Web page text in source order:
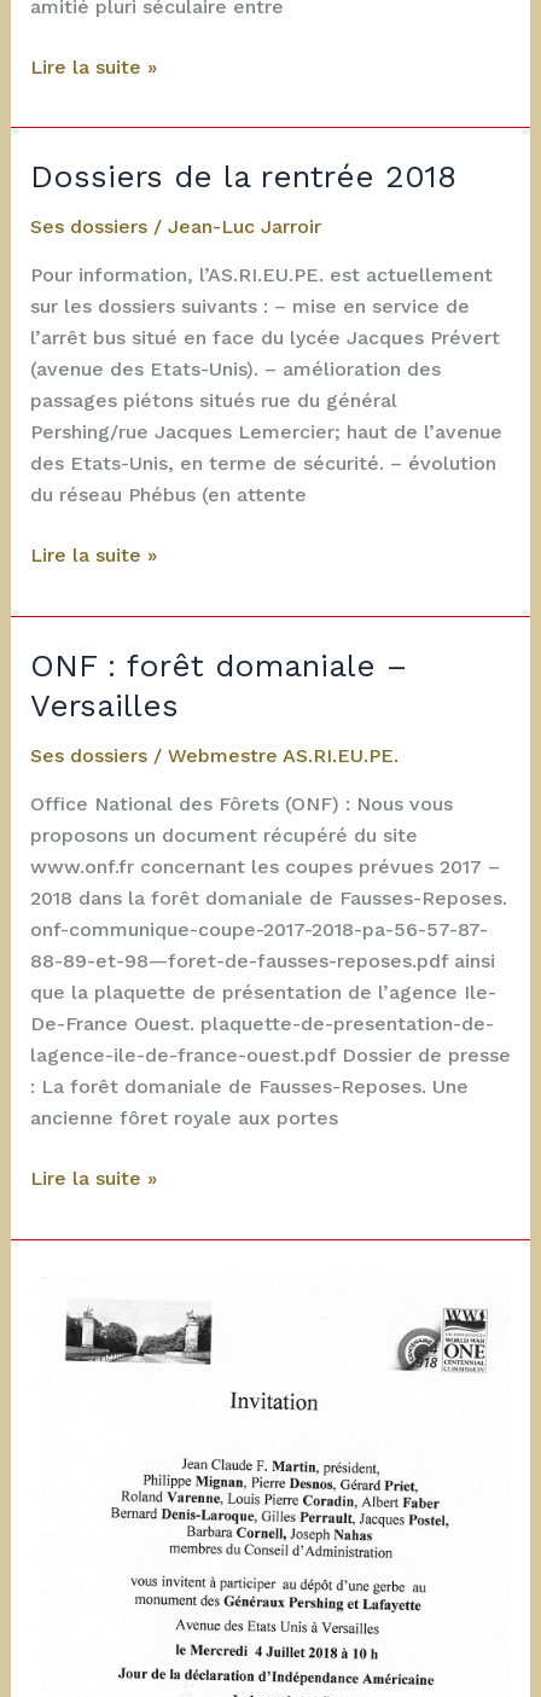
amitié pluri séculaire entre
Monument
–
Fayette
–
d’une
gerbe
4
juillet
2018
Lire la suite »
Dossiers de la rentrée 2018
Ses dossiers/ Jean-Luc Jarroir
Pour information, l’AS.RI.EU.PE. est actuellement
sur les dossiers suivants : – mise en service de
l’arrêt bus situé en face du lycée Jacques Prévert
(avenue des Etats-Unis). – amélioration des
passages piétons situés rue du général
Pershing/rue Jacques Lemercier; haut de l’avenue
des Etats-Unis, en terme de sécurité. – évolution
du réseau Phébus (en attente
Dossiers
la
2018
Lire la suite »
ONF : forêt domaniale –
Versailles
Ses dossiers/ Webmestre AS.RI.EU.PE.
Office National des Fôrets (ONF) : Nous vous
proposons un document récupéré du site
www.onf.fr concernant les coupes prévues 2017 –
2018 dans la forêt domaniale de Fausses-Reposes.
onf-communique-coupe-2017-2018-pa-56-57-87-
88-89-et-98—foret-de-fausses-reposes.pdf ainsi
que la plaquette de présentation de l’agence Ile-
De-France Ouest. plaquette-de-presentation-de-
lagence-ile-de-france-ouest.pdf Dossier de presse
: La forêt domaniale de Fausses-Reposes. Une
ancienne fôret royale aux portes
ONF
forêt
Versailles
Lire la suite »